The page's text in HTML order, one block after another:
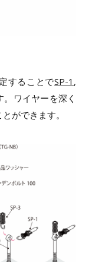
することでSP-1 ,
ワイヤーを深く
ができます。